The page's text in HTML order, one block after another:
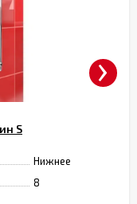
S
Нижнее
8
›